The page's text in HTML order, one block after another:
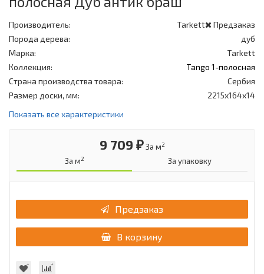
Предзаказ
Производитель:
Tarkett
Порода дерева:
дуб
Марка:
Tarkett
Коллекция:
Tango 1-полосная
Страна производства товара:
Сербия
Размер доски, мм:
2215x164x14
Показать все характеристики
9 709 ₽ За м2
За м2 За упаковку
Предзаказ
В корзину